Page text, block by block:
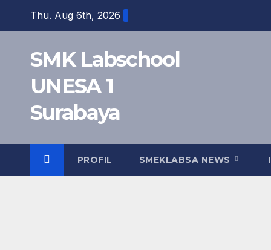
Thu. Aug 6th, 2026
SMK Labschool
UNESA 1
Surabaya
PROFIL SMEKLABSA NEWS